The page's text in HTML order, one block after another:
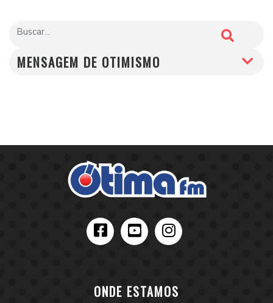
MENSAGEM DE OTIMISMO
ONDE ESTAMOS